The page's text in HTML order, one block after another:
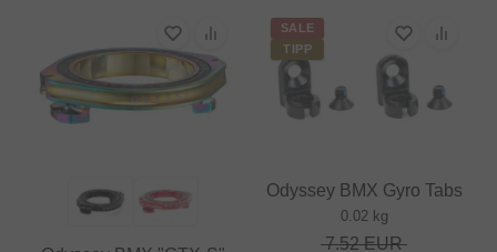
SALE
TIPP
Odyssey BMX Gyro Tabs
0.02 kg
7.52EUR